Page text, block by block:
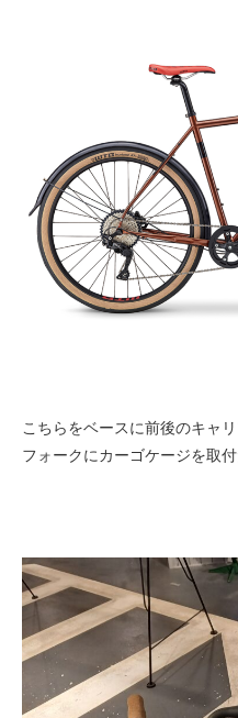
こちらをベースに前後のキャ
フォークにカーゴケージを取